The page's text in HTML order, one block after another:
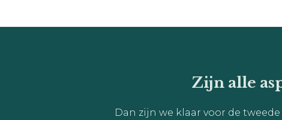
Zijn alle
Dan zijn we klaar voor de